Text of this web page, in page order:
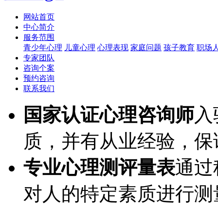
网站首页
中心简介
服务范围
青少年心理 儿童心理 心理表现 家庭问题 孩子教育 职场
专家团队
咨询个案
预约咨询
联系我们
国家认证心理咨询师
质，并有从业经验，
专业心理测评量表通
对人的特定素质进行